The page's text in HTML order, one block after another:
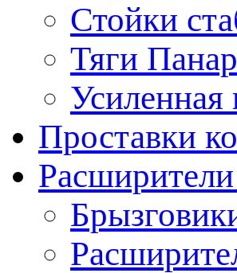
Стойки
Тяги
Усиленная
Проставки